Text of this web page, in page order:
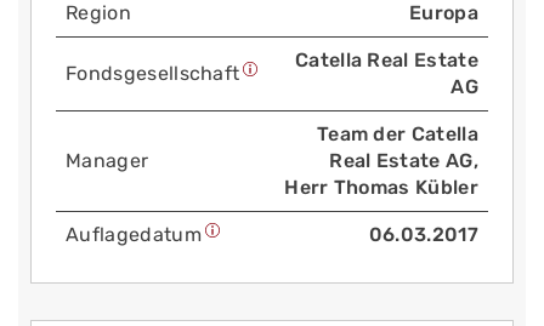
Region Europa
Fonds­gesellschaft
Catella Real Estate
AG
Manager
Team der Catella
Real Estate AG,
Herr Thomas Kübler
Auflage­datum 06.03.2017